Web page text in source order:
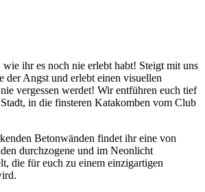
ihr es noch nie erlebt habt! Steigt mit uns
der Angst und erlebt einen visuellen
vergessen werdet! Wir entführen euch tief
in die finsteren Katakomben vom Club
Betonwänden findet ihr eine von
durchzogene und im Neonlicht
die für euch zu einem einzigartigen